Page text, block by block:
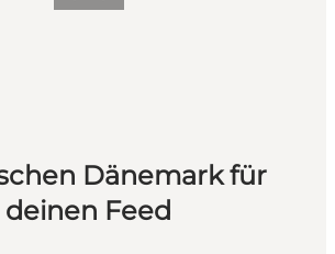
Dänemark für
deinen Feed